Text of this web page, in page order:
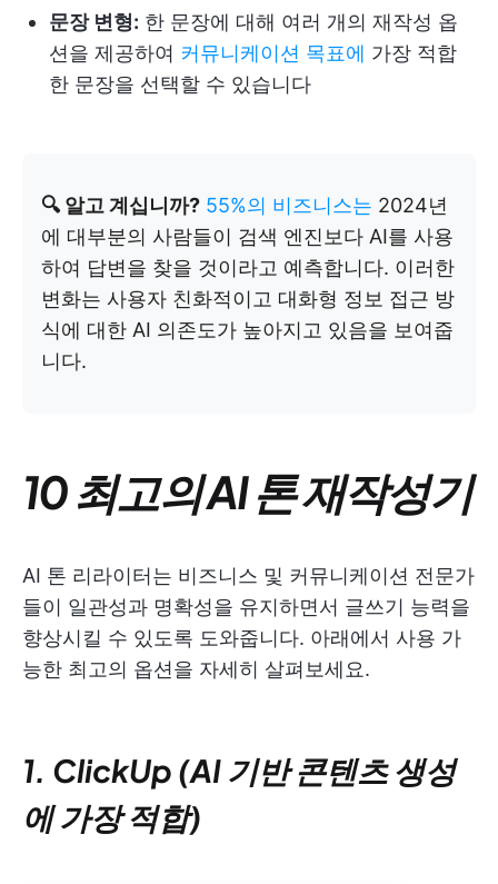
문장 변형: 한 문장에 대해 여러 개의 재작성 옵
션을 제공하여 커뮤니케이션 목표에 가장 적합
한 문장을 선택할 수 있습니다
🔍 알고 계십니까? 55%의 비즈니스는 2024년
에 대부분의 사람들이 검색 엔진보다 AI를 사용
하여 답변을 찾을 것이라고 예측합니다. 이러한
변화는 사용자 친화적이고 대화형 정보 접근 방
식에 대한 AI 의존도가 높아지고 있음을 보여줍
니다.
10 최고의 AI 톤 재작성기
AI 톤 리라이터는 비즈니스 및 커뮤니케이션 전문가
들이 일관성과 명확성을 유지하면서 글쓰기 능력을
향상시킬 수 있도록 도와줍니다. 아래에서 사용 가
능한 최고의 옵션을 자세히 살펴보세요.
1. ClickUp (AI 기반 콘텐츠 생성
에 가장 적합)